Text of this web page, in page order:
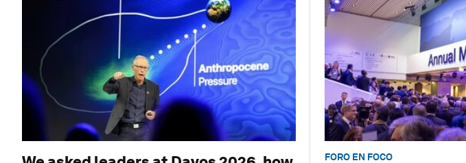
FORO EN FOCO